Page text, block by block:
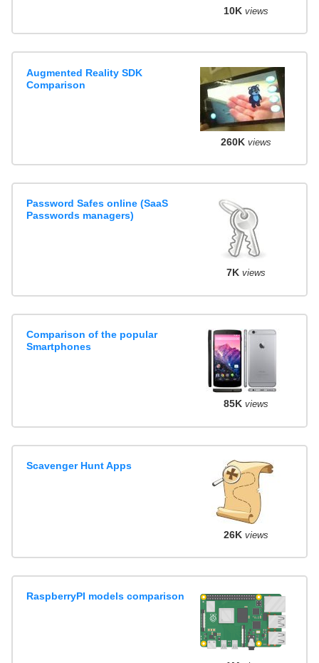
10K views
Augmented Reality SDK
Comparison
260K views
Password Safes online (SaaS
Passwords managers)
7K views
Comparison of the popular
Smartphones
85K views
Scavenger Hunt Apps
26K views
RaspberryPI models comparison